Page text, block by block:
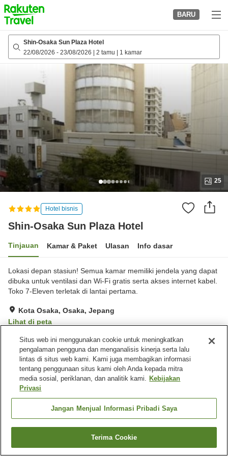
to
top
page
BARU
Shin-Osaka Sun Plaza Hotel
22/08/2026 - 23/08/2026 2 tamu 1 kamar
25
Hotel bisnis
Shin-Osaka Sun Plaza Hotel
Tinjauan Kamar & Paket Ulasan Info dasar
Lokasi depan stasiun! Semua kamar memiliki jendela yang dapat
dibuka untuk ventilasi dan Wi-Fi gratis serta akses internet kabel.
Toko 7-Eleven terletak di lantai pertama.
Kota Osaka, Osaka, Jepang
Lihat di peta
Sangat baik Ulasan:756
Fasilitas properti
Tempat parkir
Restoran
Toko serba-ada
Beranda Jepang Osaka
Kota Osaka
Shin-Osaka Sun Plaza Hotel
Cari kamar
Situs web ini menggunakan cookie untuk meningkatkan
pengalaman pengguna dan menganalisis kinerja serta lalu
lintas di situs web kami. Kami juga membagikan informasi
tentang penggunaan situs kami oleh Anda kepada mitra
media sosial, periklanan, dan analitik kami. Kebijakan
Privasi
Jangan Menjual Informasi Pribadi Saya
Terima Cookie